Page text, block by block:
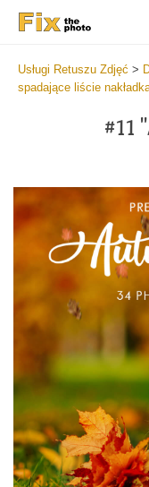
Usługi Retuszu Zdjęć >
spadające liście
#11
Free Photoshop